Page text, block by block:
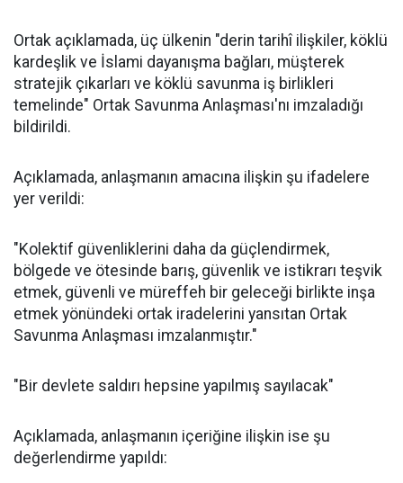
Ortak açıklamada, üç ülkenin "derin tarihî ilişkiler, köklü
kardeşlik ve İslami dayanışma bağları, müşterek
stratejik çıkarları ve köklü savunma iş birlikleri
temelinde" Ortak Savunma Anlaşması'nı imzaladığı
bildirildi.
Açıklamada, anlaşmanın amacına ilişkin şu ifadelere
yer verildi:
"Kolektif güvenliklerini daha da güçlendirmek,
bölgede ve ötesinde barış, güvenlik ve istikrarı teşvik
etmek, güvenli ve müreffeh bir geleceği birlikte inşa
etmek yönündeki ortak iradelerini yansıtan Ortak
Savunma Anlaşması imzalanmıştır."
"Bir devlete saldırı hepsine yapılmış sayılacak"
Açıklamada, anlaşmanın içeriğine ilişkin ise şu
değerlendirme yapıldı: